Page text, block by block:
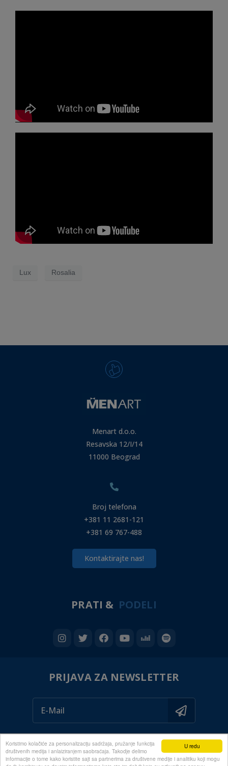
U redu
Koristimo kolačiće za personalizaciju sadržaja, pružanje funkcija
društvenih medija i anlaiziranjem saobraćaja. Takodje delimo
informacije o tome kako koristite sajt sa partnerima za društvene medije i analitiku koji mogu
Lux Rosalia
Menart d.o.o.
Resavska 12/I/14
11000 Beograd
Broj telefona
+381 11 2681-121
+381 69 767-488
Kontaktirajte nas!
PRATI & PODELI
PRIJAVA ZA NEWSLETTER